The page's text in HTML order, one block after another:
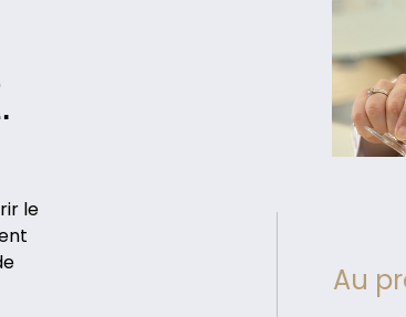
le
Au